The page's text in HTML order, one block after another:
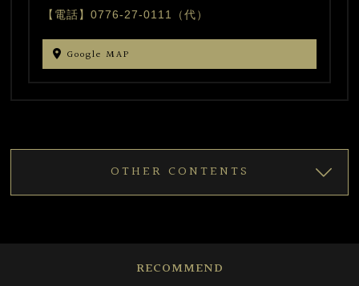
【電話】0776-27-0111（代）
Google MAP
OTHER CONTENTS
RECOMMEND